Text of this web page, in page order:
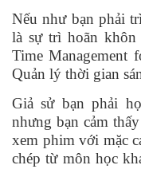
Nếu như bạn phải
là sự trì hoãn khôn
Time Management
Quản lý thời gian
Giả sử bạn phải
nhưng bạn cảm
xem phim với mặc
chép từ môn học